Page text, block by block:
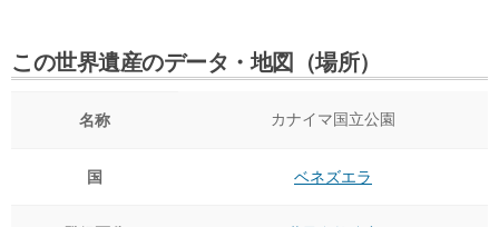
この世界遺産のデータ・地図（場所）
名称 カナイマ国立公園
国 ベネズエラ